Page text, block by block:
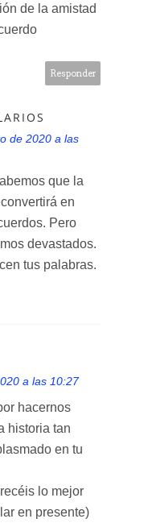
de la amistad
Responder
de 2020 a las
que la
en
Pero
devastados.
tus palabras.
a las 10:27
hacernos
historia tan
en tu
lo mejor
en presente)